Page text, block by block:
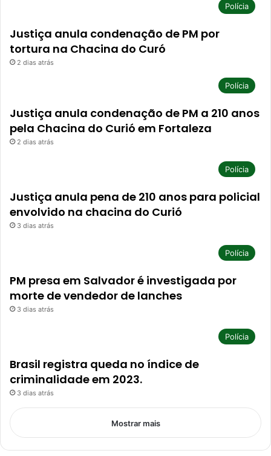
Polícia
Justiça anula condenação de PM por
tortura na Chacina do Curó
2 dias atrás
Polícia
Justiça anula condenação de PM a 210 anos
pela Chacina do Curió em Fortaleza
2 dias atrás
Polícia
Justiça anula pena de 210 anos para policial
envolvido na chacina do Curió
3 dias atrás
Polícia
PM presa em Salvador é investigada por
morte de vendedor de lanches
3 dias atrás
Polícia
Brasil registra queda no índice de
criminalidade em 2023.
3 dias atrás
Mostrar mais